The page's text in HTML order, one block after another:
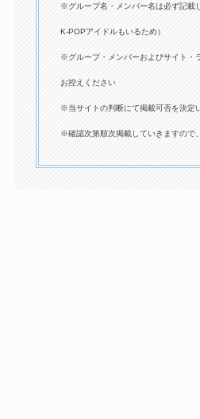
※グループ名・メンバー名は必ず記載
K-POPアイドルもいるため）
※グループ・メンバーおよびサイト・
お控えください
※当サイトの判断にて掲載可否を決定
※確認次第順次掲載していきますので